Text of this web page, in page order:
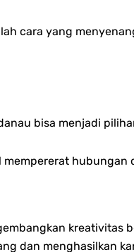
cara yang
bisa menjadi
hubungan
kreativitas
dan menghasilkan